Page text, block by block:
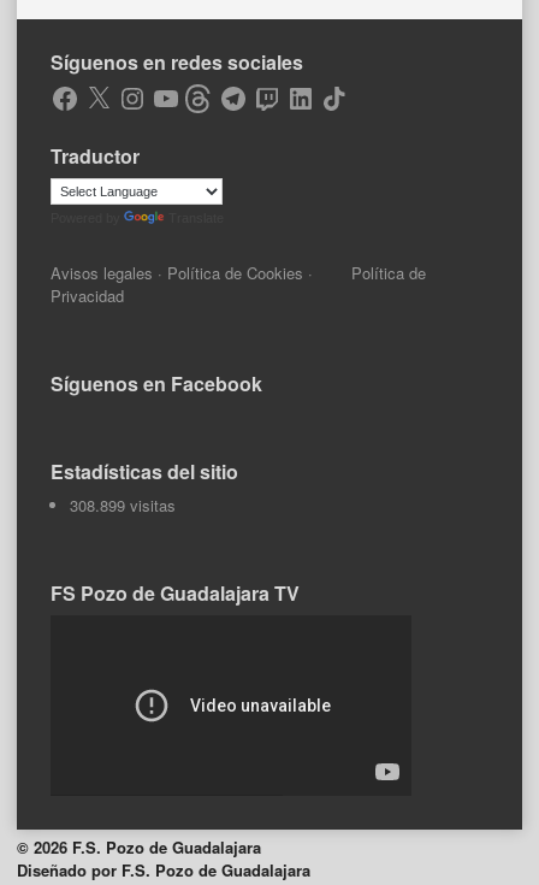
Síguenos en redes sociales
Facebook
X Instagram
YouTubeThreadsTelegramTwitchLinkedIn
TikTok
Traductor
Avisos legales · Política de Cookies · Política de
Privacidad
Síguenos en Facebook
Estadísticas del sitio
308.899 visitas
FS Pozo de Guadalajara TV
© 2026 F.S. Pozo de Guadalajara
Diseñado por F.S. Pozo de Guadalajara